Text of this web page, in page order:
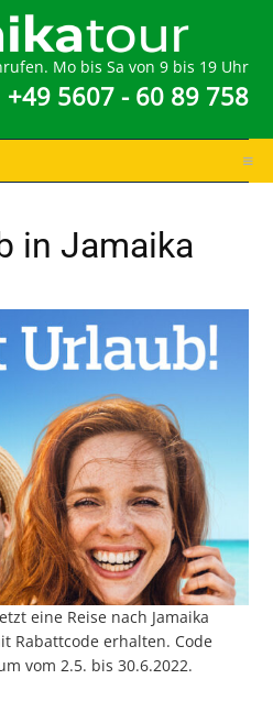
Mo bis Sa von 9 bis 19 Uhr
+49 5607 - 60 89 758
in Jamaika
eine Reise nach Jamaika
Rabattcode erhalten. Code
vom 2.5. bis 30.6.2022.